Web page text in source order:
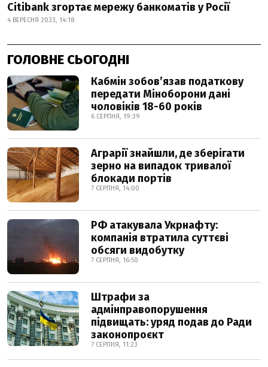
Citibank згортає мережу банкоматів у Росії
4 ВЕРЕСНЯ 2023, 14:18
ГОЛОВНЕ СЬОГОДНІ
Кабмін зобовʼязав податкову
передати Міноборони дані
чоловіків 18-60 років
6 СЕРПНЯ, 19:39
Аграрії знайшли, де зберігати
зерно на випадок тривалої
блокади портів
7 СЕРПНЯ, 14:00
РФ атакувала Укрнафту:
компанія втратила суттєві
обсяги видобутку
7 СЕРПНЯ, 16:50
Штрафи за
адмінправопорушення
підвищать: уряд подав до Ради
законопроєкт
7 СЕРПНЯ, 11:23